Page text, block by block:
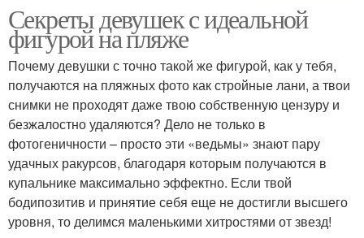
пляжной фигуры
Секреты девушек с идеальной
фигурой на пляже
Почему девушки с точно такой же фигурой, как у тебя,
получаются на пляжных фото как стройные лани, а твои
снимки не проходят даже твою собственную цензуру и
безжалостно удаляются? Дело не только в
фотогеничности – просто эти «ведьмы» знают пару
удачных ракурсов, благодаря которым получаются в
купальнике максимально эффектно. Если твой
бодипозитив и принятие себя еще не достигли высшего
уровня, то делимся маленькими хитростями от звезд!